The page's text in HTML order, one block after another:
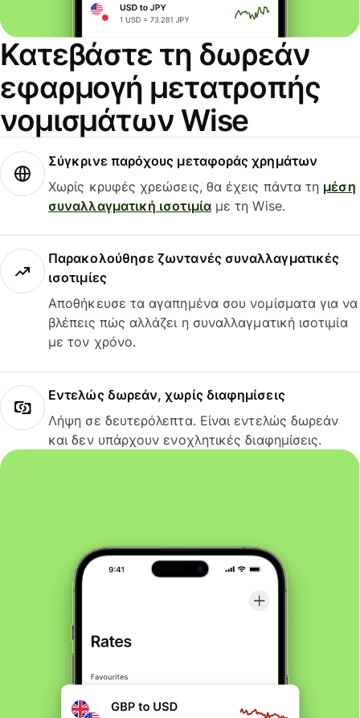
Κατεβάστε τη δωρεάν
εφαρμογή μετατροπής
νομισμάτων Wise
Σύγκρινε παρόχους μεταφοράς χρημάτων
Χωρίς κρυφές χρεώσεις, θα έχεις πάντα τη μέση
συναλλαγματική ισοτιμίαμε τη Wise.
Παρακολούθησε ζωντανές συναλλαγματικές
ισοτιμίες
Αποθήκευσε τα αγαπημένα σου νομίσματα για να
βλέπεις πώς αλλάζει η συναλλαγματική ισοτιμία
με τον χρόνο.
Εντελώς δωρεάν, χωρίς διαφημίσεις
Λήψη σε δευτερόλεπτα. Είναι εντελώς δωρεάν
και δεν υπάρχουν ενοχλητικές διαφημίσεις.